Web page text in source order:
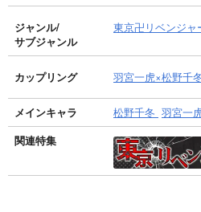
ジャンル/
サブジャンル
東京卍リベンジャ
カップリング 羽宮一虎×松野千
メインキャラ 松野千冬 羽宮一
関連特集